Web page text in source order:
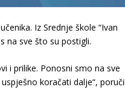
Iz Srednje škole “Ivan
na sve što su postigli.
i prilike. Ponosni smo na sve
koračati dalje“,